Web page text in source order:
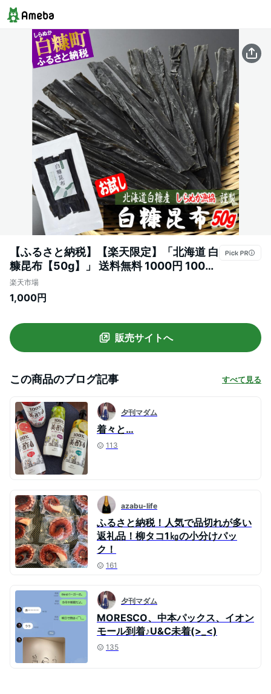
【ふるさと納税】【楽天限定】「北海道 白
糠昆布【50g】」 送料無料 1000円 1000
円ポッキリ 1,000円 1000円以下 お試し パ
ック 少量 出汁 ふるさと納税 北海道 こんぶ
楽天市場
1,000円
販売サイトへ
この商品のブログ記事 すべて見る
夕刊マダム
着々と…
113
azabu-life
ふるさと納税！人気で品切れが多い
返礼品！柳タコ1㎏の小分けパッ
ク！
161
夕刊マダム
MORESCO、中本パックス、イオン
モール到着♪U&C未着(>_<)
135